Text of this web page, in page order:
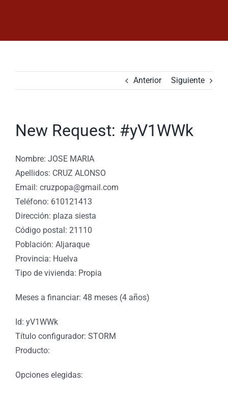
Anterior Siguiente
New Request: #yV1WWk
Nombre: JOSE MARIA
Apellidos: CRUZ ALONSO
Email: cruzpopa@gmail.com
Teléfono: 610121413
Dirección: plaza siesta
Código postal: 21110
Población: Aljaraque
Provincia: Huelva
Tipo de vivienda: Propia
Meses a financiar: 48 meses (4 años)
Id: yV1WWk
Título configurador: STORM
Producto:
Opciones elegidas: